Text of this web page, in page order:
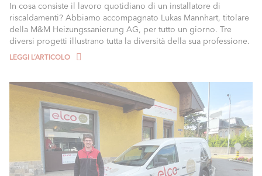
In cosa consiste il lavoro quotidiano di un installatore di
riscaldamenti? Abbiamo accompagnato Lukas Mannhart, titolare
della M&M Heizungssanierung AG, per tutto un giorno. Tre
diversi progetti illustrano tutta la diversità della sua professione.
LEGGI L’ARTICOLO